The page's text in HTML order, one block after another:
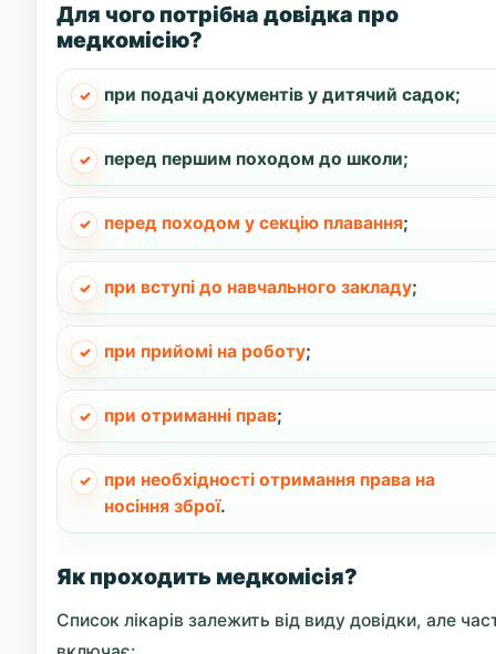
Для чого потрібна довідка про
медкомісію?
при подачі документів у дитячий садок;
перед першим походом до школи;
перед походом у секцію плавання;
при вступі до навчального закладу;
при прийомі на роботу;
при отриманні прав;
при необхідності отримання права на
носіння зброї.
Як проходить медкомісія?
Список лікарів залежить від виду довідки, але